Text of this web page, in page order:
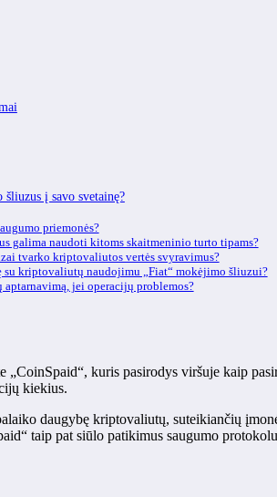
į savo svetainę?
priemonės?
galima naudoti kitoms skaitmeninio turto tipams?
tvarko kriptovaliutos vertės svyravimus?
su kriptovaliutų naudojimu „Fiat“ mokėjimo šliuzui?
jei operacijų problemos?
„CoinSpaid“, kuris pasirodys viršuje kaip
kiekius.
daugybę kriptovaliutų, suteikiančių
taip pat siūlo patikimus saugumo